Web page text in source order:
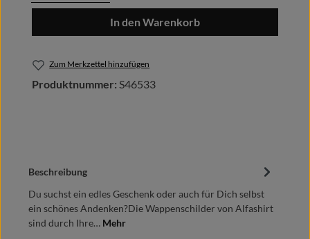
In den Warenkorb
Zum Merkzettel hinzufügen
Produktnummer: S46533
Beschreibung
Du suchst ein edles Geschenk oder auch für Dich selbst
ein schönes Andenken?Die Wappenschilder von Alfashirt
sind durch Ihre… Mehr